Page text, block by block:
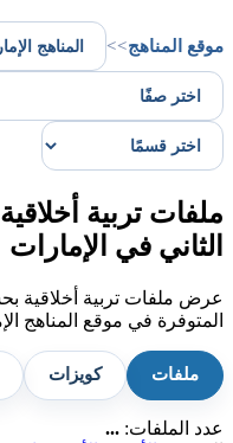
موقع المناهج>>
الثاني في الإمارات
المتوفرة في موقع المناهج
ملفات كويزات
عدد الملفات: ...